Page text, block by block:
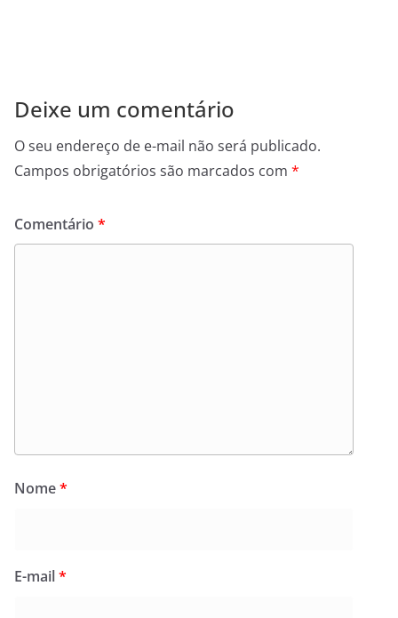
Deixe um comentário
O seu endereço de e-mail não será publicado.
Campos obrigatórios são marcados com *
Comentário *
Nome*
E-mail*